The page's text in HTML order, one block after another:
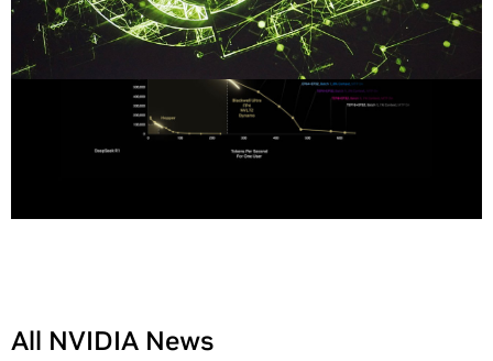
All NVIDIA News